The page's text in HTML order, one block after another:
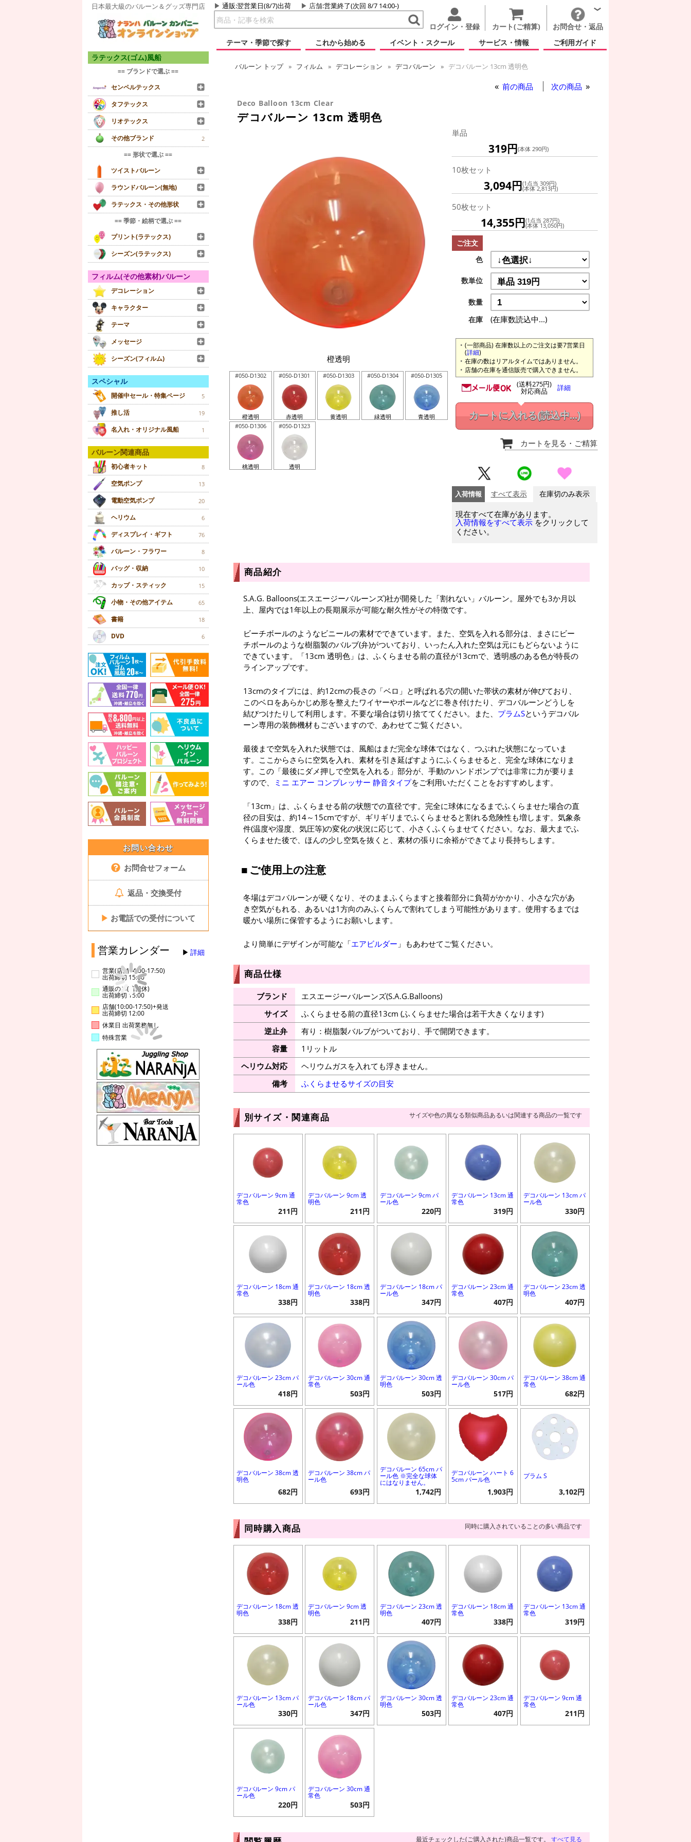
日本最大級のバルーン＆グッズ専門店 通販:翌営業日(8/7)出荷 店舗:営業終了(次回 8/7 14:00-)
ログイン・登録 カート(ご精算)
お問合せ・返品
テーマ・季節で探す
これから始める イベント・スクール サービス・情報 ご利用ガイド
ラテックス(ゴム)風船
== ブランドで選ぶ ==
センペルテックス
タフテックス
リオテックス
その他ブランド
2
== 形状で選ぶ ==
ツイストバルーン
ラウンドバルーン(無地)
ラテックス・その他形状
== 季節・絵柄で選ぶ ==
プリント(ラテックス)
シーズン(ラテックス)
フィルム(その他素材)バルーン
デコレーション
キャラクター
テーマ
メッセージ
シーズン(フィルム)
スペシャル
開催中セール・特集ページ 5
推し活 19
名入れ・オリジナル風船 1
バルーン関連商品
初心者キット 8
空気ポンプ 13
電動空気ポンプ 20
ヘリウム 6
ディスプレイ・ギフト 76
バルーン・フラワー 8
バッグ・収納 10
カップ・スティック 15
小物・その他アイテム 65
書籍 18
DVD 6
お問い合わせ
お問合せフォーム
返品・交換受付
▶ お電話での受付について
営業カレンダー 詳細
営業(店舗14:00-17:50)
出荷締切 15:00
通販のみ(店舗休)
出荷締切 15:00
店舗(10:00-17:50)+発送
出荷締切 12:00
休業日 出荷業務無し
特殊営業
バルーン トップ フィルム デコレーション デコバルーン デコバルーン 13cm 透明色
前の商品 次の商品
Deco Balloon 13cm Clear
デコバルーン 13cm 透明色
橙透明
#050-D1302
橙透明
#050-D1301
赤透明
#050-D1303
黄透明
#050-D1304
緑透明
#050-D1305
青透明
#050-D1306
桃透明
#050-D1323
透明
単品
319円(本体 290円)
10枚セット
3,094円(1点当 309円)
(本体 2,813円)
50枚セット
14,355円(1点当 287円)
(本体 13,050円)
ご注文
色
数単位
数量
在庫
(在庫数読込中...)
(一部商品) 在庫数以上のご注文は要7営業日
(詳細)
在庫の数はリアルタイムではありません。
店舗の在庫を通信販売で購入できません。
(送料275円)
対応商品 詳細
カートに入れる(読込中...)
カートを見る ・ご精算
入荷情報 すべて表示 在庫切のみ表示
現在すべて在庫があります。
入荷情報をすべて表示 をクリックして
ください。
商品紹介
S.A.G. Balloons(エスエージーバルーンズ)社が開発した「割れない」バルーン。屋外でも3か月以
上、屋内では1年以上の長期展示が可能な耐久性がその特徴です。
ビーチボールのようなビニールの素材でできています。また、空気を入れる部分は、まさにビー
チボールのような樹脂製のバルブ(弁)がついており、いったん入れた空気は元にもどらないように
できています。「13cm 透明色」は、ふくらませる前の直径が13cmで、透明感のある色が特長の
ラインアップです。
13cmのタイプには、約12cmの長さの「ベロ」と呼ばれる穴の開いた帯状の素材が伸びており、
このベロをあらかじめ形を整えたワイヤーやポールなどに巻き付けたり、デコバルーンどうしを
結びつけたりして利用します。不要な場合は切り捨ててください。また、 プラムSというデコバル
ーン専用の装飾機材もございますので、あわせてご覧ください。
最後まで空気を入れた状態では、風船はまだ完全な球体ではなく、つぶれた状態になっていま
す。ここからさらに空気を入れ、素材を引き延ばすようにふくらませると、完全な球体になりま
す。この「最後にダメ押しで空気を入れる」部分が、手動のハンドポンプでは非常に力が要りま
すので、
ミニ エアー コンプレッサー 静音タイプをご利用いただくことをおすすめします。
「13cm」は、ふくらませる前の状態での直径です。完全に球体になるまでふくらませた場合の直
径の目安は、約14～15cmですが、ギリギリまでふくらませると割れる危険性も増します。気象条
件(温度や湿度、気圧等)の変化の状況に応じて、小さくふくらませてください。なお、最大までふ
くらませた後で、ほんの少し空気を抜くと、素材の張りに余裕ができてより長持ちします。
ご使用上の注意
冬場はデコバルーンが硬くなり、そのままふくらますと接着部分に負荷がかかり、小さな穴があ
き空気がもれる、あるいは1方向のみふくらんで割れてしまう可能性があります。使用するまでは
暖かい場所に保管するようにお願いします。
より簡単にデザインが可能な「エアビルダー 」もあわせてご覧ください。
商品仕様
ブランド
エスエージーバルーンズ(S.A.G.Balloons)
サイズ
ふくらませる前の直径13cm (ふくらませた場合は若干大きくなります)
逆止弁
有り：樹脂製バルブがついており、手で開閉できます。
容量
1リットル
ヘリウム対応
ヘリウムガスを入れても浮きません。
備考
ふくらませるサイズの目安
別サイズ・関連商品 サイズや色の異なる類似商品あるいは関連する商品の一覧です
デコバルーン 9cm 通
常色
211円
デコバルーン 9cm 透
明色
211円
デコバルーン 9cm パ
ール色
220円
デコバルーン 13cm 通
常色
319円
デコバルーン 13cm パ
ール色
330円
デコバルーン 18cm 通
常色
338円
デコバルーン 18cm 透
明色
338円
デコバルーン 18cm パ
ール色
347円
デコバルーン 23cm 通
常色
407円
デコバルーン 23cm 透
明色
407円
デコバルーン 23cm パ
ール色
418円
デコバルーン 30cm 通
常色
503円
デコバルーン 30cm 透
明色
503円
デコバルーン 30cm パ
ール色
517円
デコバルーン 38cm 通
常色
682円
デコバルーン 38cm 透
明色
682円
デコバルーン 38cm パ
ール色
693円
デコバルーン 65cm パ
ール色 ※完全な球体
にはなりません。
1,742円
デコバルーン ハート 6
5cm パール色
1,903円
プラム S
3,102円
同時購入商品 同時に購入されていることの多い商品です
デコバルーン 18cm 透
明色
338円
デコバルーン 9cm 透
明色
211円
デコバルーン 23cm 透
明色
407円
デコバルーン 18cm 通
常色
338円
デコバルーン 13cm 通
常色
319円
デコバルーン 13cm パ
ール色
330円
デコバルーン 18cm パ
ール色
347円
デコバルーン 30cm 透
明色
503円
デコバルーン 23cm 通
常色
407円
デコバルーン 9cm 通
常色
211円
デコバルーン 9cm パ
ール色
220円
デコバルーン 30cm 通
常色
503円
最近チェックした(ご購入された)商品一覧です。 すべて見る